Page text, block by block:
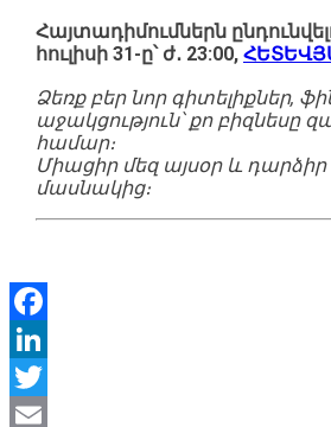
Հայտադիմումներն
հուլիսի 31-ը՝ ժ․ 23:00,
Ձեռք բեր նոր գիտելիքներ,
աջակցություն՝ քո բիզնեսը
համար։
Միացիր մեզ այսօր և
մասնակից։
Facebook
LinkedIn
Twitter